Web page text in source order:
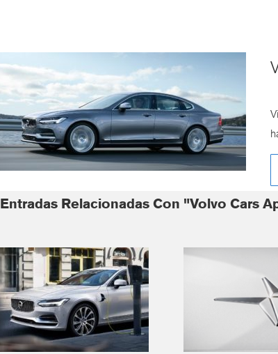
Entradas Relacionadas Con "Volvo Cars